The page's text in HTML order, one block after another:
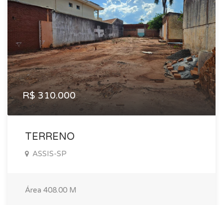
R$ 310.000
TERRENO
ASSIS-SP
Área 408.00 M